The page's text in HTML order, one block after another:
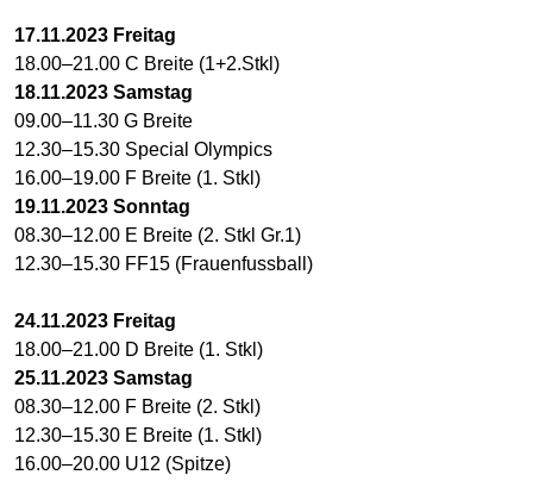
17.11.2023 Freitag
18.00–21.00 C Breite (1+2.Stkl)
18.11.2023 Samstag
09.00–11.30 G Breite
12.30–15.30 Special Olympics
16.00–19.00 F Breite (1. Stkl)
19.11.2023 Sonntag
08.30–12.00 E Breite (2. Stkl Gr.1)
12.30–15.30 FF15 (Frauenfussball)
24.11.2023 Freitag
18.00–21.00 D Breite (1. Stkl)
25.11.2023 Samstag
08.30–12.00 F Breite (2. Stkl)
12.30–15.30 E Breite (1. Stkl)
16.00–20.00 U12 (Spitze)